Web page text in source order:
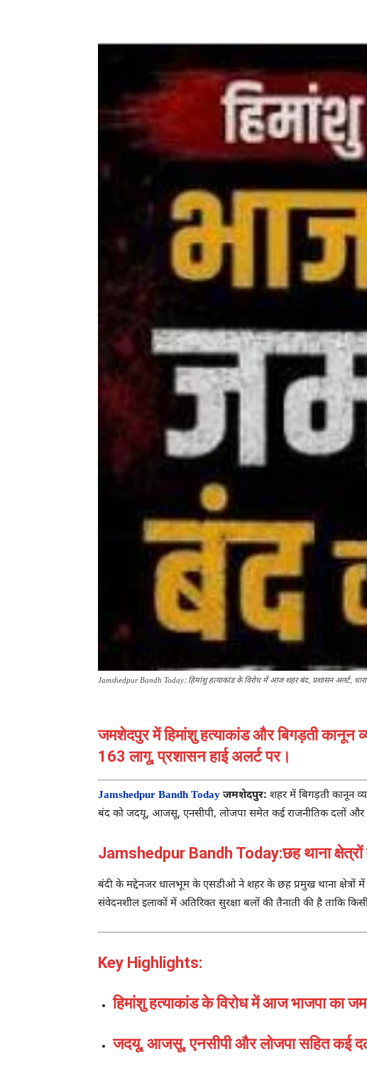
Jamshedpur Bandh Today: हिमांशु हत्याकांड के विरोध में आज शहर बंद, प्रशासन अलर्ट,
जमशेदपुर में हिमांशु हत्याकांड और बिगड़ती कानून
163 लागू, प्रशासन हाई अलर्ट पर।
Jamshedpur Bandh Today जमशेदपुर: शहर में बिगड़ती कानून
बंद को जदयू, आजसू, एनसीपी, लोजपा समेत कई राजनीतिक दलों और
Jamshedpur Bandh Today:छह थाना क्षेत्रों
बंदी के मद्देनजर धालभूम के एसडीओ ने शहर के छह प्रमुख थाना क्षेत्रों
संवेदनशील इलाकों में अतिरिक्त सुरक्षा बलों की तैनाती की है ताकि
Key Highlights:
हिमांशु हत्याकांड के विरोध में आज भाजपा का
जदयू, आजसू, एनसीपी और लोजपा सहित कई